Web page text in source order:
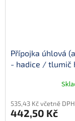
Přípojka úhlová
- hadice / tlumič
535,43 Kč včetně DPH
442,50 Kč